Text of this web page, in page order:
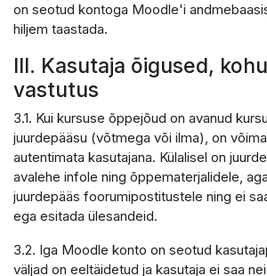
on seotud kontoga Moodle'i
hiljem taastada.
III. Kasutaja õigused,
vastutus
3.1. Kui kursuse õppejõud on avanud
juurdepääsu (võtmega või ilma), on
autentimata kasutajana. Külalisel on
avalehe infole ning õppematerjalidele,
juurdepääs foorumipostitustele ning ei
ega esitada ülesandeid.
3.2. Iga Moodle konto on seotud
väljad on eeltäidetud ja kasutaja ei saa